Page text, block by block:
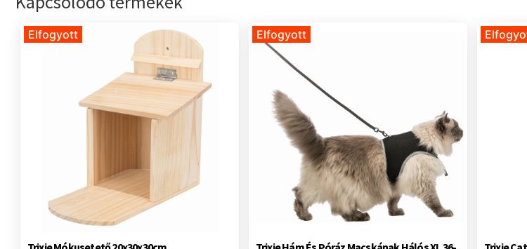
Elfogyott Elfogyott